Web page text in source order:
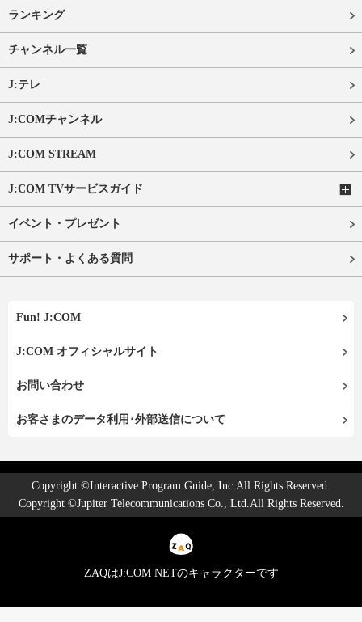
ランキング
チャンネル一覧
J:テレ
J:COMチャンネル
J:COM STREAM
J:COM TVサービスガイド
イベント・プレゼント
サポート・よくある質問
Fun! J:COM
J:COM オフィシャルサイト
お問い合わせ
お客さまのデータ利用･外部送信について
Copyright ©Interactive Program Guide, Inc.All Rights Reserved.
Copyright ©Jupiter Telecommunications Co., Ltd.All Rights Reserved.
ZAQはJ:COM NETのキャラクターです